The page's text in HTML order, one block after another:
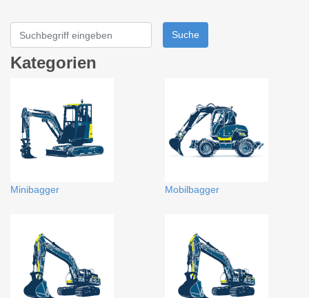
Suche
Kategorien
Minibagger Mobilbagger